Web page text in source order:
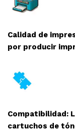
Calidad de
por producir
Compatibilidad:
cartuchos de